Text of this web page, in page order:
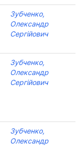
Зубченко,
Олександр
Сергійович
Зубченко,
Олександр
Сергійович
Зубченко,
Олександр